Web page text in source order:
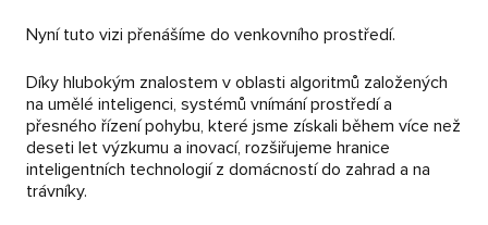
Nyní tuto vizi přenášíme do venkovního prostředí.
Díky hlubokým znalostem v oblasti algoritmů založených
na umělé inteligenci, systémů vnímání prostředí a
přesného řízení pohybu, které jsme získali během více než
deseti let výzkumu a inovací, rozšiřujeme hranice
inteligentních technologií z domácností do zahrad a na
trávníky.